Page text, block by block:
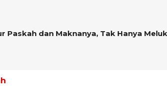
Paskah dan Maknanya, Tak Hanya